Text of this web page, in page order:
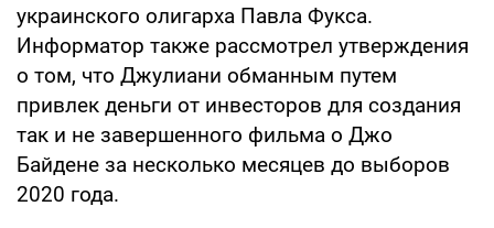
украинского олигарха Павла Фукса.
Информатор также рассмотрел утверждения
о том, что Джулиани обманным путем
привлек деньги от инвесторов для создания
так и не завершенного фильма о Джо
Байдене за несколько месяцев до выборов
2020 года.